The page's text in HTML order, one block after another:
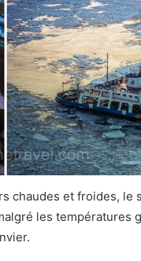
chaudes et froides, le
les températures